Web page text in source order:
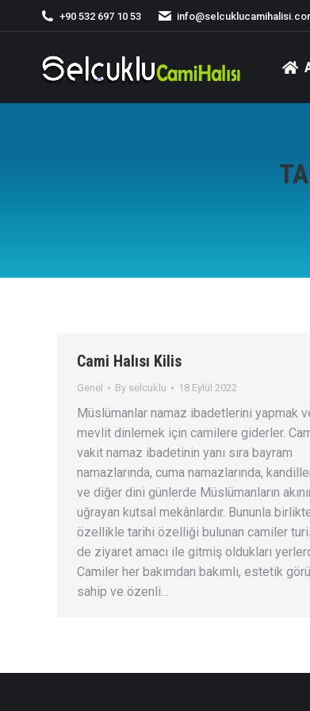
+90 532 697 10 53
Cami Halısı Kilis
Genel By selcuklu 18 Eylül 2022
Müslümanlar namaz ibadetlerini yapmak
mevlit dinlemek için camilere giderler.
vakit namaz ibadetinin yanı sıra bayram
namazlarında, cuma namazlarında,
ve diğer dini günlerde Müslümanların
uğrayan kutsal mekânlardır. Bununla
özellikle tarihi özelliği bulunan camiler
de ziyaret amacı ile gitmiş oldukları
Camiler her bakımdan bakımlı, estetik
sahip ve özenli…